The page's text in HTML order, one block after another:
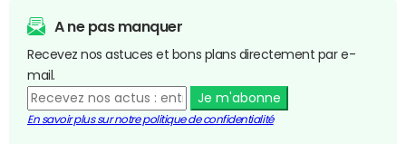
A ne pas manquer
Recevez nos astuces et bons plans directement par e-
mail.
Je m'abonne
En savoir plus sur notre politique de confidentialité